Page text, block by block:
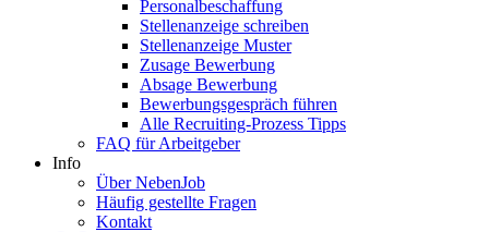
Personalbeschaffung
Stellenanzeige schreiben
Stellenanzeige Muster
Zusage Bewerbung
Absage Bewerbung
Bewerbungsgespräch führen
Alle Recruiting-Prozess Tipps
FAQ für Arbeitgeber
Info
Über NebenJob
Häufig gestellte Fragen
Kontakt